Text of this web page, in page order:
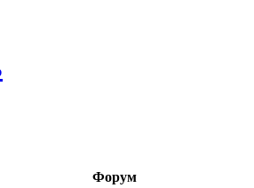
Форум